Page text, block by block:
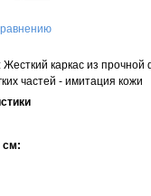
: Жесткий каркас из
частей - имитация кожи
см: